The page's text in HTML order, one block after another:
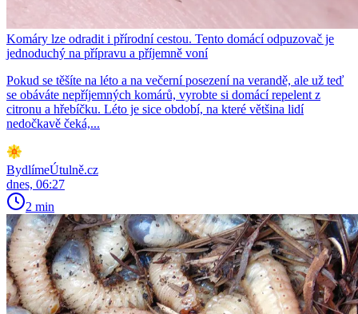
Komáry lze odradit i přírodní cestou. Tento domácí odpuzovač je
jednoduchý na přípravu a příjemně voní
Pokud se těšíte na léto a na večerní posezení na verandě, ale už teď
se obáváte nepříjemných komárů, vyrobte si domácí repelent z
citronu a hřebíčku. Léto je sice období, na které většina lidí
nedočkavě čeká,...
BydlímeÚtulně.cz
dnes, 06:27
2 min